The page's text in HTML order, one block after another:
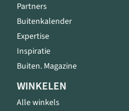
Partners
Buitenkalender
Expertise
Inspiratie
Buiten. Magazine
WINKELEN
Alle winkels